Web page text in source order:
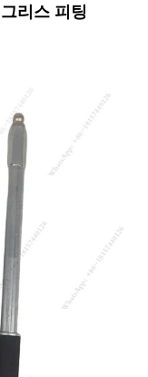
리스 피팅